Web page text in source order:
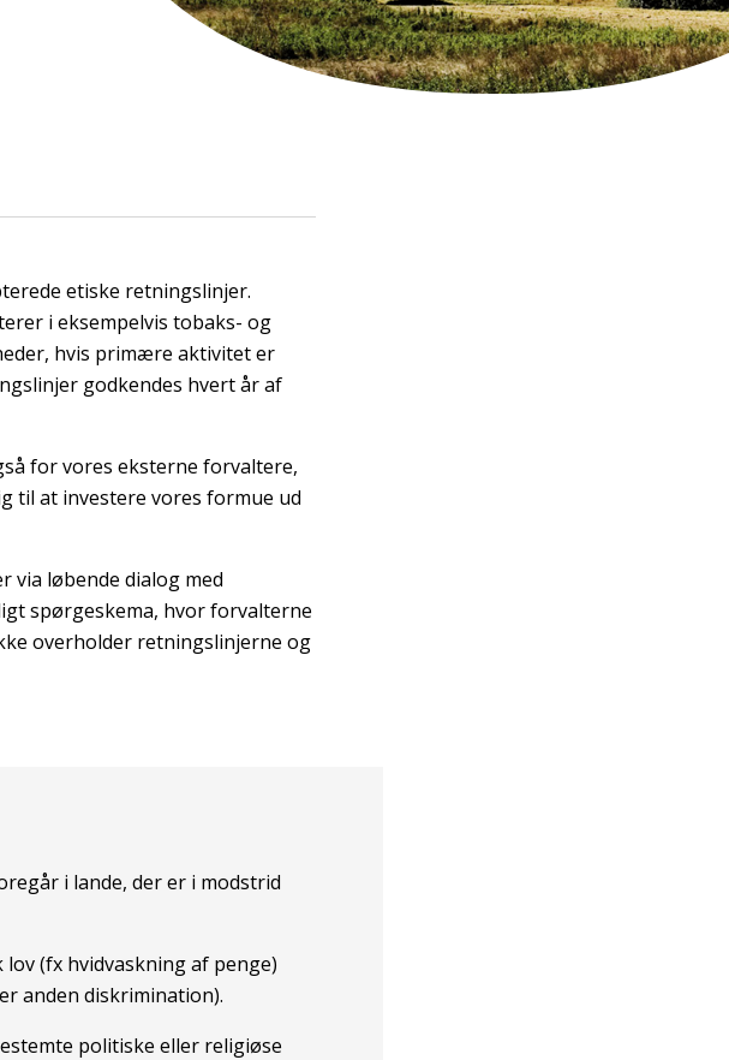
etiske retningslinjer.
i eksempelvis tobaks- og
hvis primære aktivitet er
godkendes hvert år af
for vores eksterne forvaltere,
til at investere vores formue ud
via løbende dialog med
spørgeskema, hvor forvalterne
overholder retningslinjerne og
i lande, der er i modstrid
(fx hvidvaskning af penge)
anden diskrimination).
politiske eller religiøse